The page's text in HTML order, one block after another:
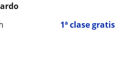
1ª clase gratis